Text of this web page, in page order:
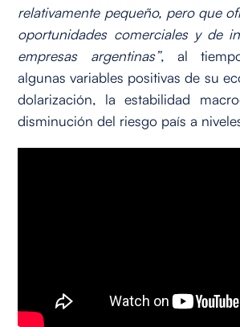
relativamente pequeño, pero que
oportunidades comerciales y de
empresas argentinas”, al
algunas variables positivas de su
dolarización, la estabilidad
disminución del riesgo país a